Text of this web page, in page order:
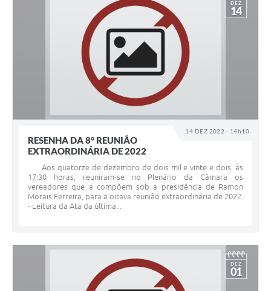
14 DEZ 2022 - 14h10
DEZ
14
RESENHA DA 8° REUNIÃO
EXTRAORDINÁRIA DE 2022
Aos quatorze de dezembro de dois mil e vinte e dois, às
17:30 horas, reuniram-se no Plenário da Câmara os
vereadores que a compõem sob a presidência de Ramon
Morais Ferreira, para a oitava reunião extraordinária de 2022.
- Leitura da Ata da última...
DEZ
01